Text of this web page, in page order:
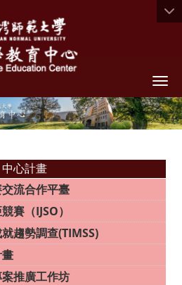
中心計畫
流合作平臺
賽（IJSO）
趨勢調查(TIMSS)
推廣工作坊